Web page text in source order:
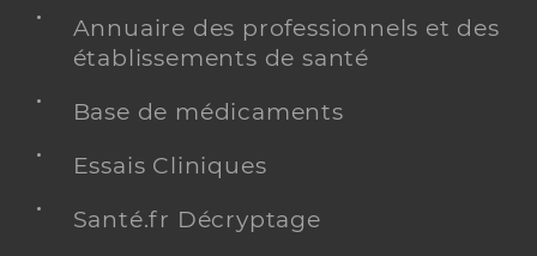
Annuaire des professionnels et des
établissements de santé
Base de médicaments
Essais Cliniques
Santé.fr Décryptage